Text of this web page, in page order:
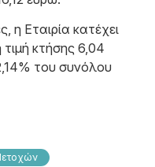
η Εταιρία κατέχει
τιμή κτήσης 6,04
του συνόλου